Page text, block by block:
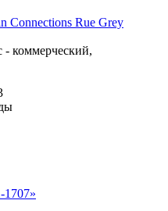
Connections Rue Grey
- коммерческий,